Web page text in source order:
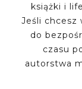
książki i
Jeśli chcesz
do
czasu
autorstwa